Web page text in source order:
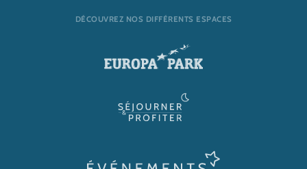
DÉCOUVREZ NOS DIFFÉRENTS ESPACES